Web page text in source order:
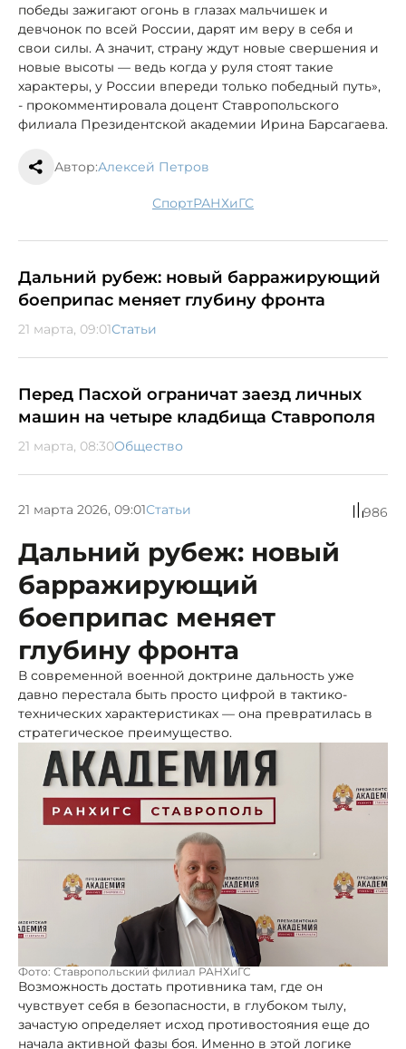
победы зажигают огонь в глазах мальчишек и
девчонок по всей России, дарят им веру в себя и
свои силы. А значит, страну ждут новые свершения и
новые высоты — ведь когда у руля стоят такие
характеры, у России впереди только победный путь»,
- прокомментировала доцент Ставропольского
филиала Президентской академии Ирина Барсагаева.
Автор:Алексей Петров
спорт РАНХиГС
Дальний рубеж: новый барражирующий
боеприпас меняет глубину фронта
21 марта, 09:01Статьи
Перед Пасхой ограничат заезд личных
машин на четыре кладбища Ставрополя
21 марта, 08:30Общество
21 марта 2026, 09:01Статьи 986
Дальний рубеж: новый
барражирующий
боеприпас меняет
глубину фронта
В современной военной доктрине дальность уже
давно перестала быть просто цифрой в тактико-
технических характеристиках — она превратилась в
стратегическое преимущество.
Фото: Ставропольский филиал РАНХиГС
Возможность достать противника там, где он
чувствует себя в безопасности, в глубоком тылу,
зачастую определяет исход противостояния еще до
начала активной фазы боя. Именно в этой логике